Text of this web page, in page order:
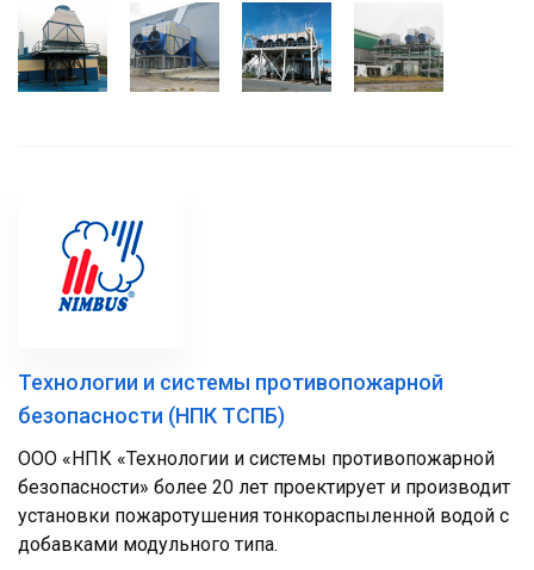
Технологии и системы противопожарной
безопасности (НПК ТСПБ)
ООО «НПК «Технологии и системы противопожарной
безопасности» более 20 лет проектирует и производит
установки пожаротушения тонкораспыленной водой с
добавками модульного типа.